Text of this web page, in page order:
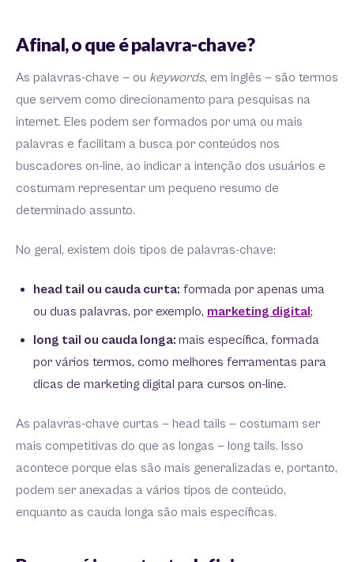
Afinal, o que é palavra-chave?
As palavras-chave — ou keywords, em inglês — são termos
que servem como direcionamento para pesquisas na
internet. Eles podem ser formados por uma ou mais
palavras e facilitam a busca por conteúdos nos
buscadores on-line, ao indicar a intenção dos usuários e
costumam representar um pequeno resumo de
determinado assunto.
No geral, existem dois tipos de palavras-chave:
head tail ou cauda curta: formada por apenas uma
ou duas palavras, por exemplo, marketing digital;
long tail ou cauda longa: mais específica, formada
por vários termos, como melhores ferramentas para
dicas de marketing digital para cursos on-line.
As palavras-chave curtas — head tails — costumam ser
mais competitivas do que as longas — long tails. Isso
acontece porque elas são mais generalizadas e, portanto,
podem ser anexadas a vários tipos de conteúdo,
enquanto as cauda longa são mais específicas.